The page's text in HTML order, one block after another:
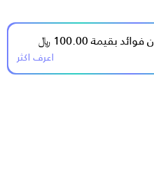
اعرف اكثر